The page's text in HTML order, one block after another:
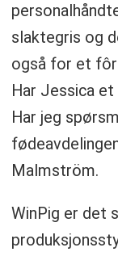
slaktegris og
også for et
Har Jessica
Har jeg
Malmström.
WinPig er det